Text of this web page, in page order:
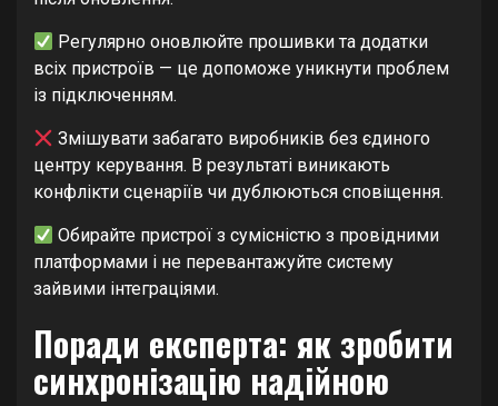
Регулярно оновлюйте прошивки та додатки
всіх пристроїв — це допоможе уникнути проблем
із підключенням.
Змішувати забагато виробників без єдиного
центру керування. В результаті виникають
конфлікти сценаріїв чи дублюються сповіщення.
Обирайте пристрої з сумісністю з провідними
платформами і не перевантажуйте систему
зайвими інтеграціями.
Поради експерта: як зробити
синхронізацію надійною